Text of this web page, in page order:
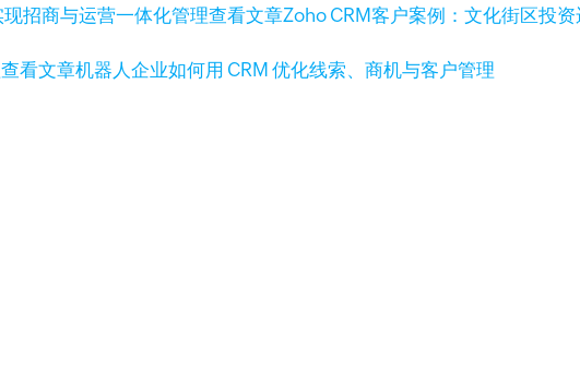
查看文章Zoho CRM客户案例：文化街区投
查看文章机器人企业如何用 CRM 优化线索、商机与客户管理